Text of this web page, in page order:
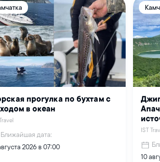
прогулка по бухтам с
в океан
Ближайшая дата:
2026 в 07:00
IST
10